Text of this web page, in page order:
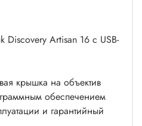
Discovery Artisan 16 с USB-
крышка на объектив
обеспечением
и гарантийный